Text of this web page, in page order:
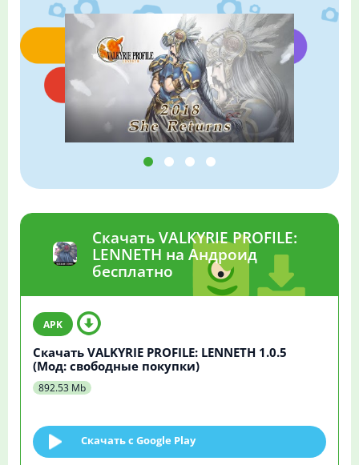
Скачать VALKYRIE PROFILE:
LENNETH на Андроид
бесплатно
Скачать VALKYRIE PROFILE: LENNETH 1.0.5
(Мод: свободные покупки)
892.53 Mb
Скачать c Google Play